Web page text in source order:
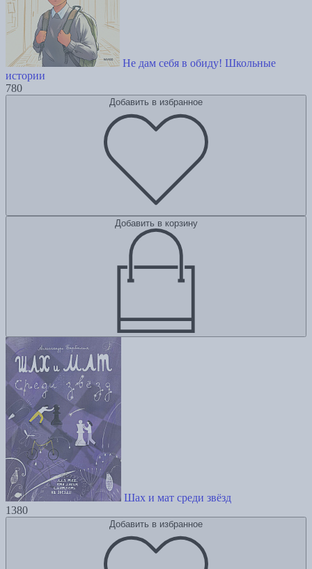
Не дам себя в обиду! Школьные
истории
780
Добавить в избранное
Добавить в корзину
Шах и мат среди звёзд
1380
Добавить в избранное